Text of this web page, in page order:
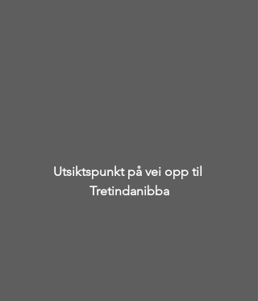
Utsiktspunkt på vei opp til
Tretindanibba